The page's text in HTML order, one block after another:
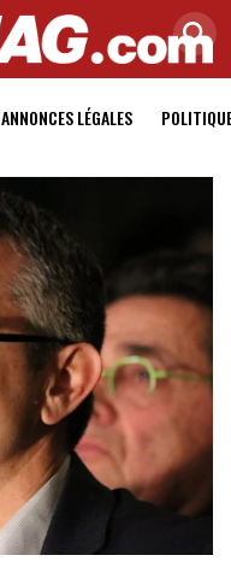
ANNONCES LÉGALES